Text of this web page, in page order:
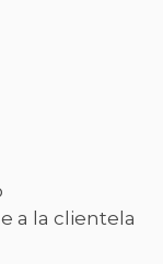
a la clientela